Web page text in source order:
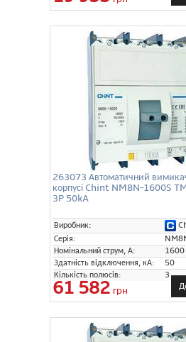
263073 Автоматичний
корпусі Chint NM8N-1600S
3P 50kA
Виробник:
Серія:
Номінальний струм, А:
1600
Здатність відключення, кА:
50
Кількість полюсів:
3
61 582 грн